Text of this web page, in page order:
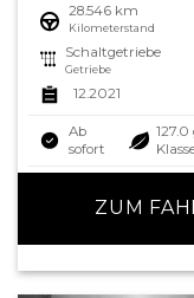
28.546 km
Kilometerstand
Schaltgetriebe
Getriebe
12.2021
Ab
sofort
ZUM